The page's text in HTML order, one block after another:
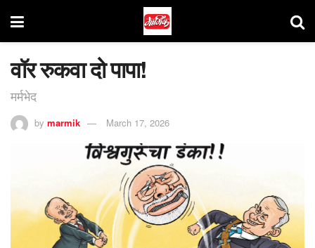
वॉर रुकवा दो पापा!
मर्मभेद
by marmik March 17, 2026